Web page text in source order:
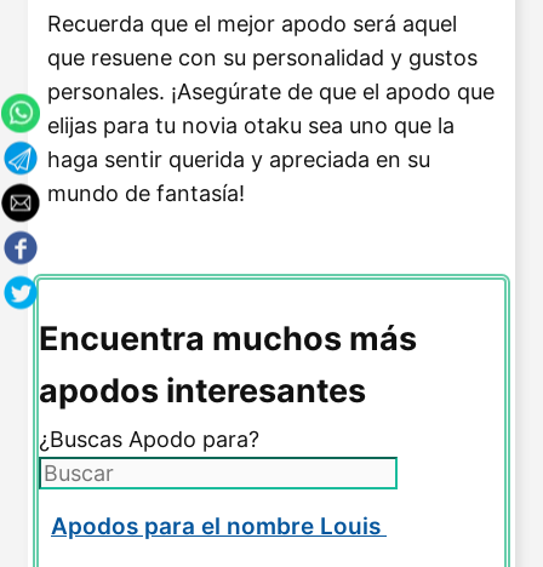
Recuerda que el mejor apodo será aquel
que resuene con su personalidad y gustos
personales. ¡Asegúrate de que el apodo que
elijas para tu novia otaku sea uno que la
haga sentir querida y apreciada en su
mundo de fantasía!
Encuentra muchos más
apodos interesantes
¿Buscas Apodo para?
Apodos para el nombre Louis